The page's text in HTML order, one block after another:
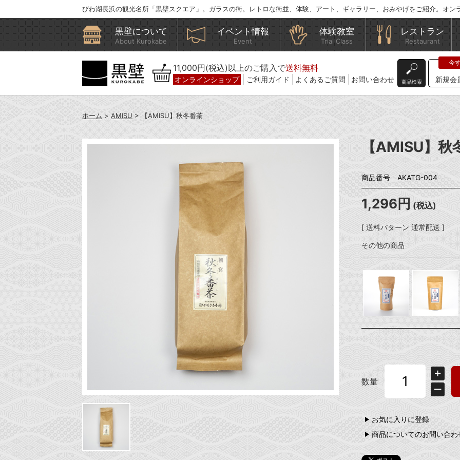
びわ湖長浜の観光名所「黒壁スクエア」。ガラスの街。レトロな街並、体験、アート、ギャラリー、おみやげをご紹介。オン
黒壁について
About Kurokabe
イベント情報
Event
体験教室
Trial Class
レストラン
Restaurant
11,000円(税込)以上のご購入で送料無料
オンラインショップ ご利用ガイド よくあるご質問 お問い合わせ 商品検索 新規会
ホーム > AMISU > 【AMISU】秋冬番茶
【AMISU】秋
商品番号 AKATG-004
1,296円 (税込)
[ 送料パターン 通常配送 ]
その他の商品
数量
お気に入りに登録
商品についてのお問い合わ